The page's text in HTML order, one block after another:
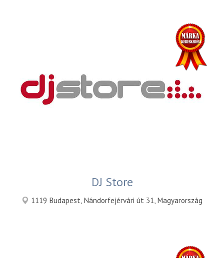
DJ Store
1119 Budapest, Nándorfejérvári út 31, Magyarország